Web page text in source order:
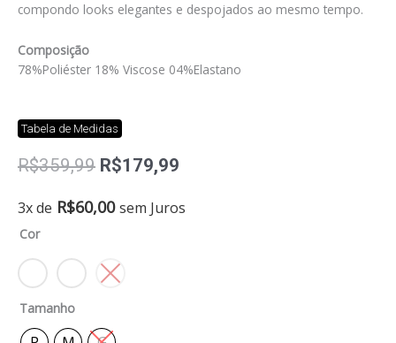
compondo looks elegantes e despojados ao mesmo tempo.
Composição
78%Poliéster 18% Viscose 04%Elastano
Tabela de Medidas
R$359,99 O
original
R$179,99
atual
3x de R$60,00 sem Juros
Cor
Tamanho
Blazer
transpassado
Bruna
quantidade